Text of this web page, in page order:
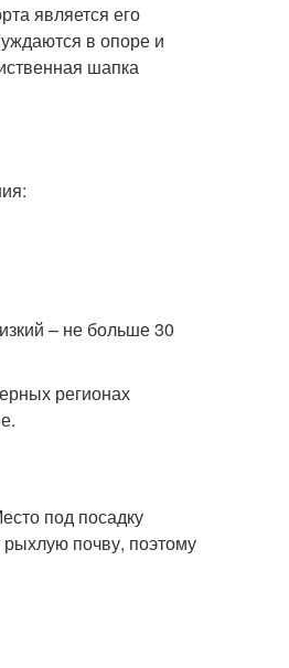
является его
в опоре и
шапка
– не больше 30
регионах
под посадку
почву, поэтому